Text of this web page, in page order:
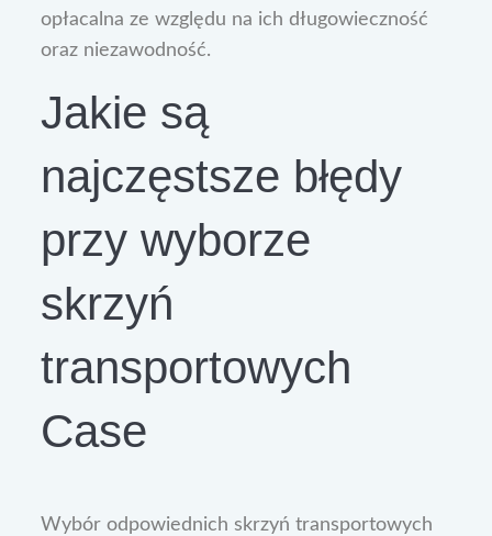
opłacalna ze względu na ich długowieczność
oraz niezawodność.
Jakie są
najczęstsze błędy
przy wyborze
skrzyń
transportowych
Case
Wybór odpowiednich skrzyń transportowych